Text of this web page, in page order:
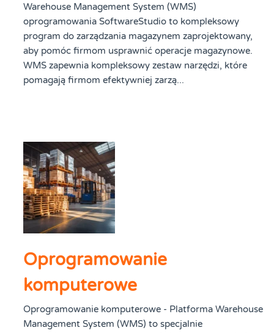
Warehouse Management System (WMS)
oprogramowania SoftwareStudio to kompleksowy
program do zarządzania magazynem zaprojektowany,
aby pomóc firmom usprawnić operacje magazynowe.
WMS zapewnia kompleksowy zestaw narzędzi, które
pomagają firmom efektywniej zarzą...
Oprogramowanie
komputerowe
Oprogramowanie komputerowe - Platforma Warehouse
Management System (WMS) to specjalnie